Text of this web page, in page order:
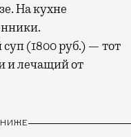
На кухне
(1800 руб.) — тот
и лечащий от
НИЖЕ